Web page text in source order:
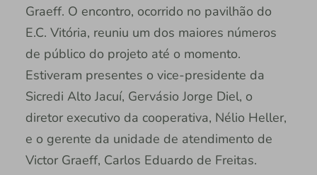
Graeff. O encontro, ocorrido no pavilhão do
E.C. Vitória, reuniu um dos maiores números
de público do projeto até o momento.
Estiveram presentes o vice-presidente da
Sicredi Alto Jacuí, Gervásio Jorge Diel, o
diretor executivo da cooperativa, Nélio Heller,
e o gerente da unidade de atendimento de
Victor Graeff, Carlos Eduardo de Freitas.